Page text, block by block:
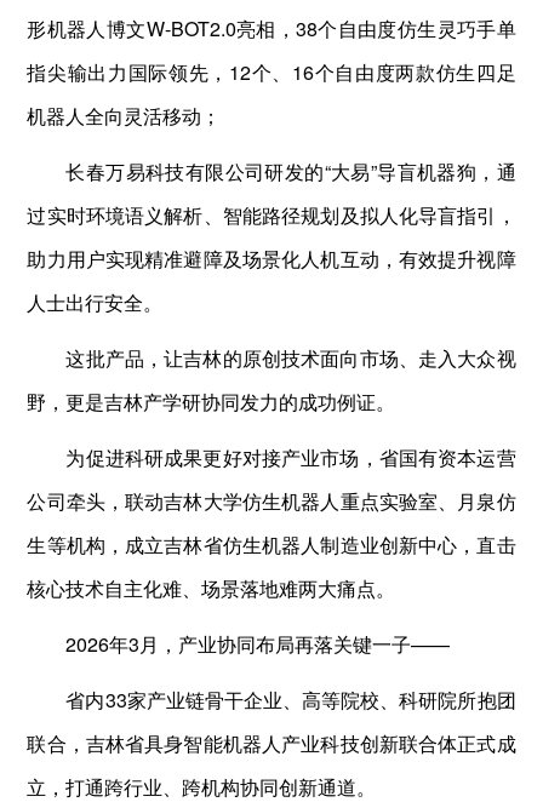
形机器人博文W-BOT2.0亮相，38个自由度仿生灵巧手单
指尖输出力国际领先，12个、16个自由度两款仿生四足
机器人全向灵活移动；
长春万易科技有限公司研发的“大易”导盲机器狗，通
过实时环境语义解析、智能路径规划及拟人化导盲指引，
助力用户实现精准避障及场景化人机互动，有效提升视障
人士出行安全。
这批产品，让吉林的原创技术面向市场、走入大众视
野，更是吉林产学研协同发力的成功例证。
为促进科研成果更好对接产业市场，省国有资本运营
公司牵头，联动吉林大学仿生机器人重点实验室、月泉仿
生等机构，成立吉林省仿生机器人制造业创新中心，直击
核心技术自主化难、场景落地难两大痛点。
2026年3月，产业协同布局再落关键一子——
省内33家产业链骨干企业、高等院校、科研院所抱团
联合，吉林省具身智能机器人产业科技创新联合体正式成
立，打通跨行业、跨机构协同创新通道。